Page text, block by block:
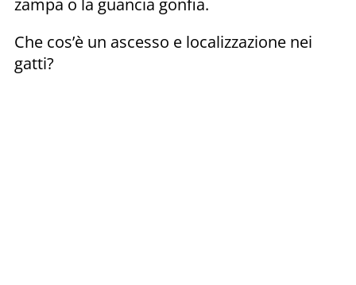
Che cos’è un ascesso e localizzazione nei
gatti?